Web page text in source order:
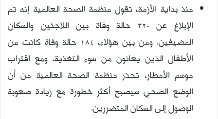
منذ بداية الأزمة، تقول منظمة الصحة العالمية إنه تم
الإبلاغ عن 320 حالة وفاة بين اللاجئين والسكان
المضيفين. ومن بين هؤلاء، 184 حالة وفاة كانت من
الأطفال الذين يعانون من سوء التغذية. ومع اقتراب
موسم الأمطار، تحذر منظمة الصحة العالمية من أن
الوضع الصحي سيصبح أكثر خطورة مع زيادة صعوبة
الوصول إلى السكان المتضررين.